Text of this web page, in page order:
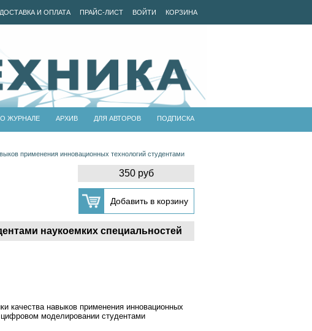
ДОСТАВКА И ОПЛАТА ПРАЙС-ЛИСТ ВОЙТИ КОРЗИНА
О ЖУРНАЛЕ АРХИВ ДЛЯ АВТОРОВ ПОДПИСКА
применения инновационных технологий студентами
350 руб
наукоемких специальностей
качества навыков применения инновационных
цифровом моделировании студентами